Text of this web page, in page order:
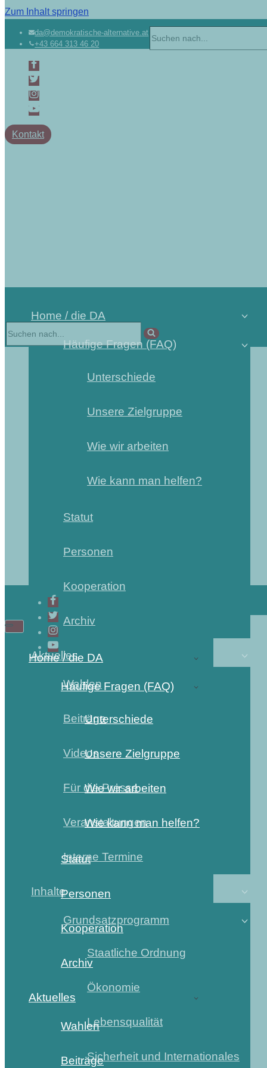
Zum Inhalt springen
da@demokratische-alternative.at
+43 664 313 46 20
Kontakt
Home / die DA
Häufige Fragen (FAQ)
Unterschiede
Unsere Zielgruppe
Wie wir arbeiten
Wie kann man helfen?
Statut
Personen
Kooperation
Archiv
Aktuelles
Wahlen
Beiträge
Videos
Für die Presse
Veranstaltungen
Interne Termine
Inhalte
Grundsatzprogramm
Staatliche Ordnung
Ökonomie
Lebensqualität
Sicherheit und Internationales
Home / die DA
Häufige Fragen (FAQ)
Unterschiede
Unsere Zielgruppe
Wie wir arbeiten
Wie kann man helfen?
Statut
Personen
Kooperation
Archiv
Aktuelles
Wahlen
Beiträge